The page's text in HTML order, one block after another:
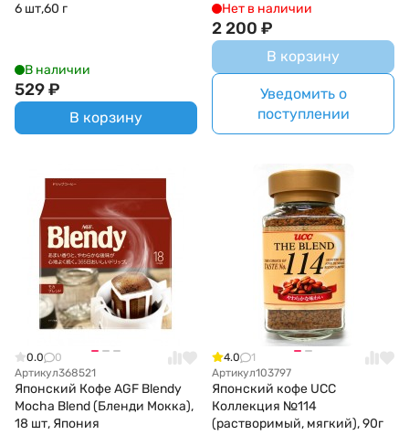
6 шт,60 г
В наличии
529₽
В корзину
Нет в наличии
2 200 ₽
В корзину
Уведомить о
поступлении
0.0
0
Артикул368521
Японский Кофе AGF Blendy
Mocha Blend (Бленди Мокка),
18 шт, Япония
4.0
1
Артикул103797
Японский кофе UCC
Коллекция №114
(растворимый, мягкий), 90г